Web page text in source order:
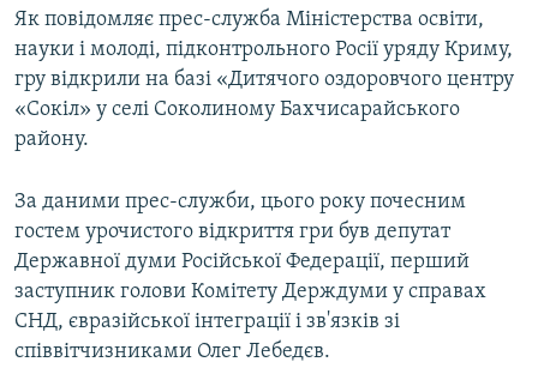
ВСЕ ЗА ДЕНЬ
СПЕЦПРОЕКТИ
ДЕПОРТАЦІЯ
ВІДЕОУРОКИ «ELIFBE»
УКРАЇНСЬКА ПРОБЛЕМА КРИМУ
ІНФОГРАФІКА
ЯК ОБІЙТИ БЛОКУВАННЯ
Qırımtatar
ДОЛУЧАЙСЯ!
Як повідомляє прес-служба Міністерства освіти,
науки і молоді, підконтрольного Росії уряду Криму,
гру відкрили на базі «Дитячого оздоровчого центру
«Сокіл» у селі Соколиному Бахчисарайського
району.
За даними прес-служби, цього року почесним
гостем урочистого відкриття гри був депутат
Державної думи Російської Федерації, перший
заступник голови Комітету Держдуми у справах
СНД, євразійської інтеграції і зв'язків зі
співвітчизниками Олег Лебедєв.